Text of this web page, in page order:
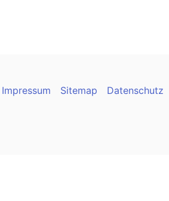
Impressum Sitemap Datenschutz